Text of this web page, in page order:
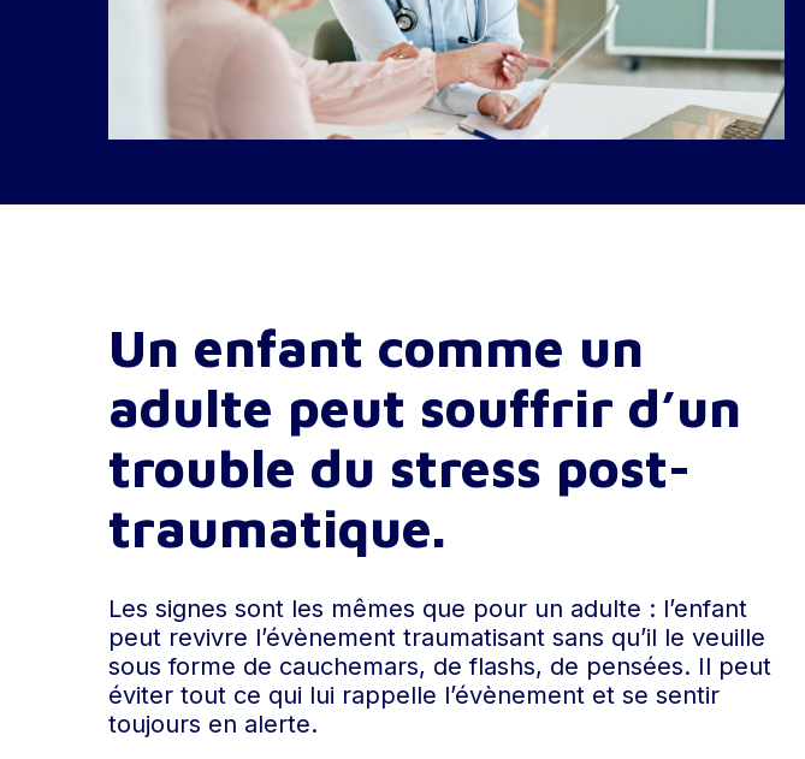
Un enfant comme un
adulte peut souffrir d’un
trouble du stress post-
traumatique.
Les signes sont les mêmes que pour un adulte : l’enfant
peut revivre l’évènement traumatisant sans qu’il le veuille
sous forme de cauchemars, de flashs, de pensées. Il peut
éviter tout ce qui lui rappelle l’évènement et se sentir
toujours en alerte.